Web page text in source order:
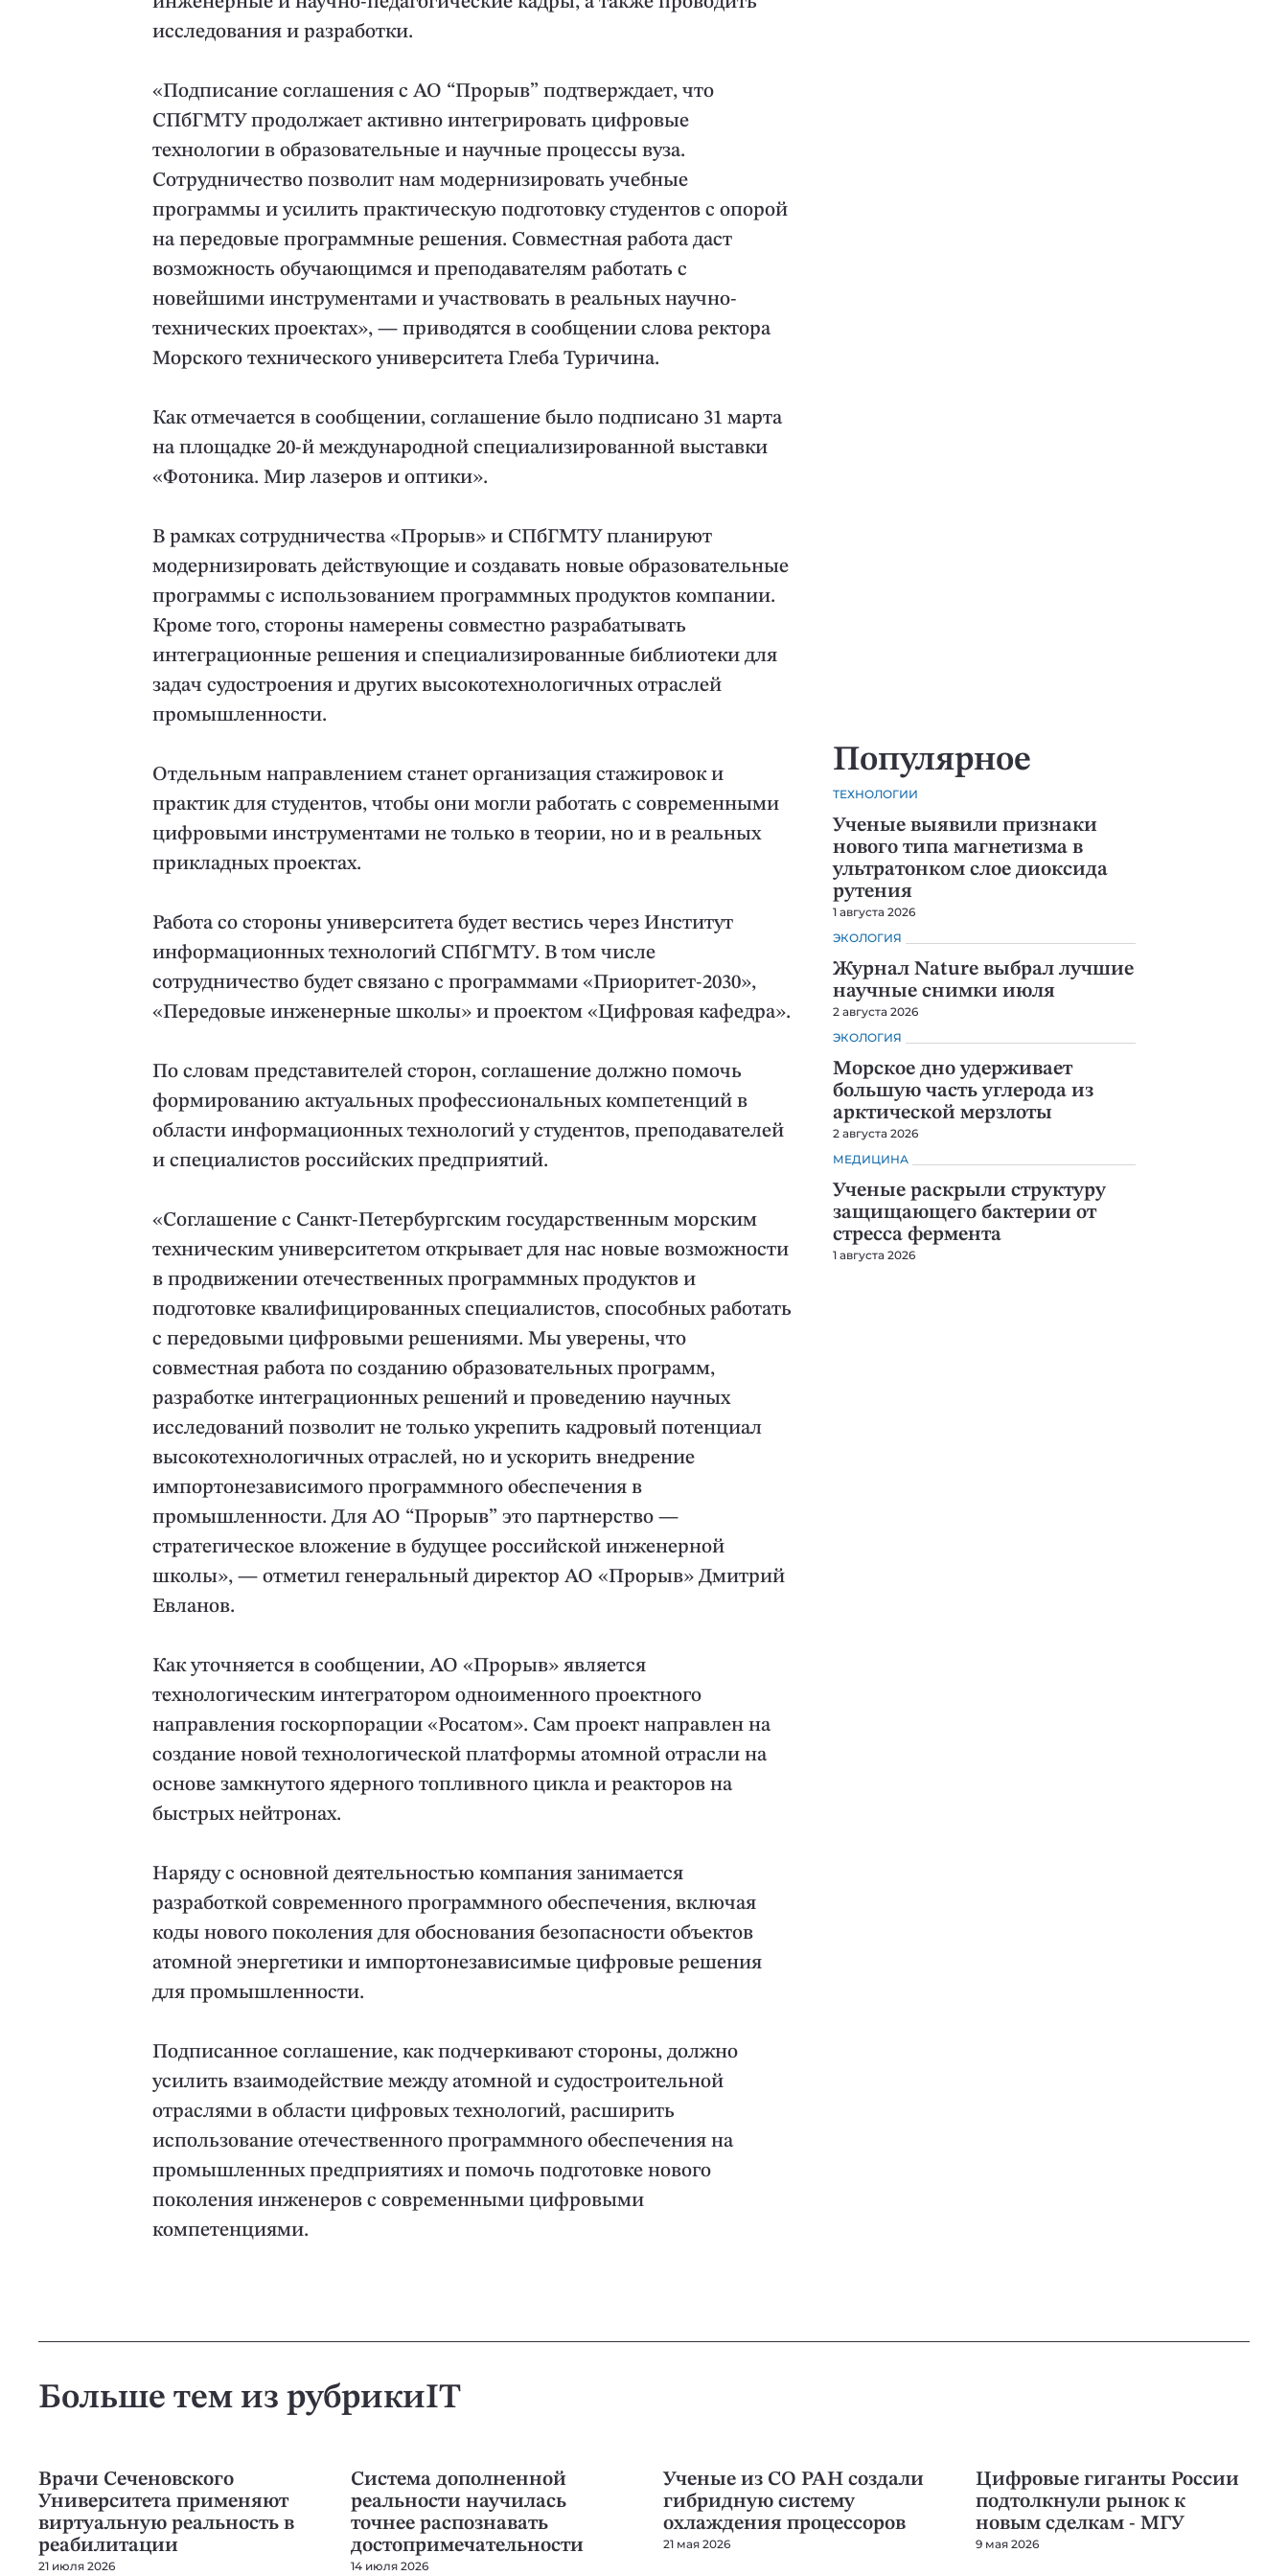
исследования и разработки.
«Подписание соглашения с АО “Прорыв” подтверждает, что
СПбГМТУ продолжает активно интегрировать цифровые
технологии в образовательные и научные процессы вуза.
Сотрудничество позволит нам модернизировать учебные
программы и усилить практическую подготовку студентов с опорой
на передовые программные решения. Совместная работа даст
возможность обучающимся и преподавателям работать с
новейшими инструментами и участвовать в реальных научно-
технических проектах», — приводятся в сообщении слова ректора
Морского технического университета Глеба Туричина.
Как отмечается в сообщении, соглашение было подписано 31 марта
на площадке 20-й международной специализированной выставки
«Фотоника. Мир лазеров и оптики».
В рамках сотрудничества «Прорыв» и СПбГМТУ планируют
модернизировать действующие и создавать новые образовательные
программы с использованием программных продуктов компании.
Кроме того, стороны намерены совместно разрабатывать
интеграционные решения и специализированные библиотеки для
задач судостроения и других высокотехнологичных отраслей
промышленности.
Отдельным направлением станет организация стажировок и
практик для студентов, чтобы они могли работать с современными
цифровыми инструментами не только в теории, но и в реальных
прикладных проектах.
Работа со стороны университета будет вестись через Институт
информационных технологий СПбГМТУ. В том числе
сотрудничество будет связано с программами «Приоритет-2030»,
«Передовые инженерные школы» и проектом «Цифровая кафедра».
По словам представителей сторон, соглашение должно помочь
формированию актуальных профессиональных компетенций в
области информационных технологий у студентов, преподавателей
и специалистов российских предприятий.
«Соглашение с Санкт-Петербургским государственным морским
техническим университетом открывает для нас новые возможности
в продвижении отечественных программных продуктов и
подготовке квалифицированных специалистов, способных работать
с передовыми цифровыми решениями. Мы уверены, что
совместная работа по созданию образовательных программ,
разработке интеграционных решений и проведению научных
исследований позволит не только укрепить кадровый потенциал
высокотехнологичных отраслей, но и ускорить внедрение
импортонезависимого программного обеспечения в
промышленности. Для АО “Прорыв” это партнерство —
стратегическое вложение в будущее российской инженерной
школы», — отметил генеральный директор АО «Прорыв» Дмитрий
Евланов.
Как уточняется в сообщении, АО «Прорыв» является
технологическим интегратором одноименного проектного
направления госкорпорации «Росатом». Сам проект направлен на
создание новой технологической платформы атомной отрасли на
основе замкнутого ядерного топливного цикла и реакторов на
быстрых нейтронах.
Наряду с основной деятельностью компания занимается
разработкой современного программного обеспечения, включая
коды нового поколения для обоснования безопасности объектов
атомной энергетики и импортонезависимые цифровые решения
для промышленности.
Подписанное соглашение, как подчеркивают стороны, должно
усилить взаимодействие между атомной и судостроительной
отраслями в области цифровых технологий, расширить
использование отечественного программного обеспечения на
промышленных предприятиях и помочь подготовке нового
поколения инженеров с современными цифровыми
компетенциями.
Популярное
ТЕХНОЛОГИИ
Ученые выявили признаки
нового типа магнетизма в
ультратонком слое диоксида
рутения
1 августа 2026
ЭКОЛОГИЯ
Журнал Nature выбрал лучшие
научные снимки июля
2 августа 2026
ЭКОЛОГИЯ
Морское дно удерживает
большую часть углерода из
арктической мерзлоты
2 августа 2026
МЕДИЦИНА
Ученые раскрыли структуру
защищающего бактерии от
стресса фермента
1 августа 2026
Больше тем из рубрикиIT
Врачи Сеченовского
Университета применяют
виртуальную реальность в
реабилитации
21 июля 2026
Система дополненной
реальности научилась
точнее распознавать
достопримечательности
14 июля 2026
Ученые из СО РАН создали
гибридную систему
охлаждения процессоров
21 мая 2026
Цифровые гиганты России
подтолкнули рынок к
новым сделкам - МГУ
9 мая 2026